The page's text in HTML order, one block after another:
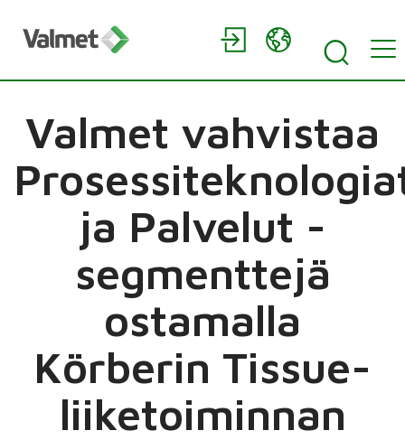
Valmet vahvistaa
ja Palvelut -
segmenttejä
ostamalla
Körberin Tissue-
liiketoiminnan